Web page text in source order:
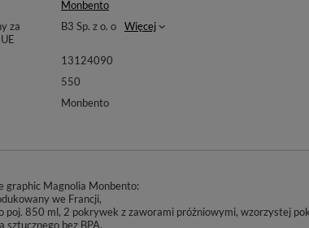
Monbento
za
B3 Sp. z o. o Więcej
13124090
550
Monbento
graphic Magnolia Monbento:
we Francji,
poj. 850 ml, 2 pokrywek z zaworami próżniowymi, wzorzystej
bez BPA,